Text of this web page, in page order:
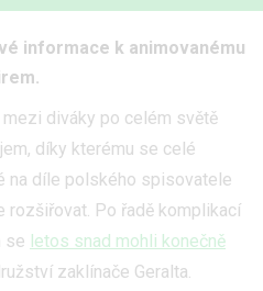
informace k animovanému
diváky po celém světě
díky kterému se celé
na díle polského spisovatele
rozšiřovat. Po řadě komplikací
se letos snad mohli konečně
zaklínače Geralta.